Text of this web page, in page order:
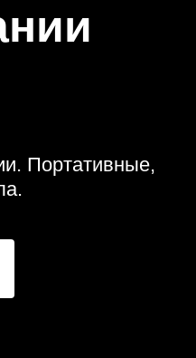
Портативные,